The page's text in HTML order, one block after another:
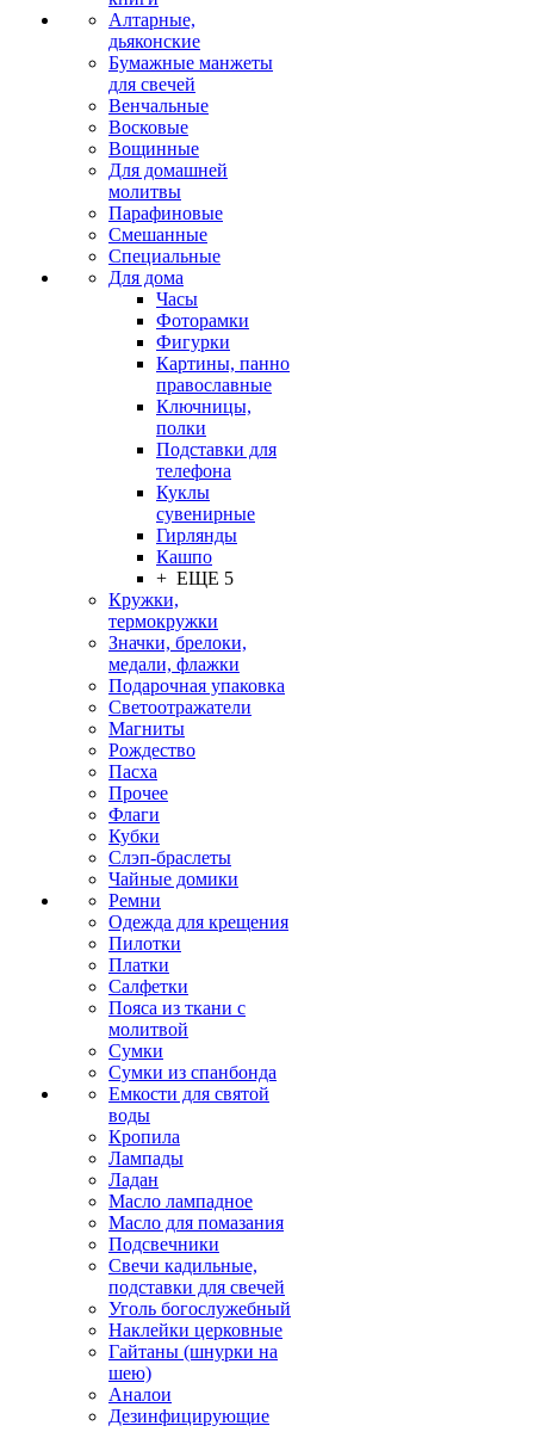
Алтарные,
дьяконские
Бумажные манжеты
для свечей
Венчальные
Восковые
Вощинные
Для домашней
молитвы
Парафиновые
Смешанные
Специальные
Для дома
Часы
Фоторамки
Фигурки
Картины, панно
православные
Ключницы,
полки
Подставки для
телефона
Куклы
сувенирные
Гирлянды
Кашпо
+ ЕЩЕ 5
Кружки,
термокружки
Значки, брелоки,
медали, флажки
Подарочная упаковка
Светоотражатели
Магниты
Рождество
Пасха
Прочее
Флаги
Кубки
Слэп-браслеты
Чайные домики
Ремни
Одежда для крещения
Пилотки
Платки
Салфетки
Пояса из ткани с
молитвой
Сумки
Сумки из спанбонда
Емкости для святой
воды
Кропила
Лампады
Ладан
Масло лампадное
Масло для помазания
Подсвечники
Свечи кадильные,
подставки для свечей
Уголь богослужебный
Наклейки церковные
Гайтаны (шнурки на
шею)
Аналои
Дезинфицирующие